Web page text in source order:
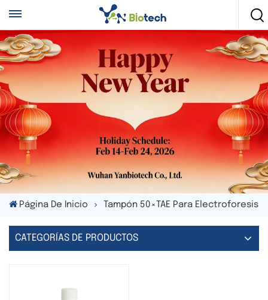
Página De Inicio Tampón 50×TAE Para Electroforesis
CATEGORÍAS DE PRODUCTOS